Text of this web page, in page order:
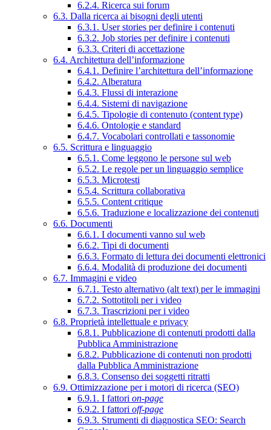
6.2.4. Ricerca sui forum
6.3. Dalla ricerca ai bisogni degli utenti
6.3.1. User stories per definire i contenuti
6.3.2. Job stories per definire i contenuti
6.3.3. Criteri di accettazione
6.4. Architettura dell’informazione
6.4.1. Definire l’architettura dell’informazione
6.4.2. Alberatura
6.4.3. Flussi di interazione
6.4.4. Sistemi di navigazione
6.4.5. Tipologie di contenuto (content type)
6.4.6. Ontologie e standard
6.4.7. Vocabolari controllati e tassonomie
6.5. Scrittura e linguaggio
6.5.1. Come leggono le persone sul web
6.5.2. Le regole per un linguaggio semplice
6.5.3. Microtesti
6.5.4. Scrittura collaborativa
6.5.5. Content critique
6.5.6. Traduzione e localizzazione dei contenuti
6.6. Documenti
6.6.1. I documenti vanno sul web
6.6.2. Tipi di documenti
6.6.3. Formato di lettura dei documenti elettronici
6.6.4. Modalità di produzione dei documenti
6.7. Immagini e video
6.7.1. Testo alternativo (alt text) per le immagini
6.7.2. Sottotitoli per i video
6.7.3. Trascrizioni per i video
6.8. Proprietà intellettuale e privacy
6.8.1. Pubblicazione di contenuti prodotti dalla
Pubblica Amministrazione
6.8.2. Pubblicazione di contenuti non prodotti
dalla Pubblica Amministrazione
6.8.3. Consenso dei soggetti ritratti
6.9. Ottimizzazione per i motori di ricerca (SEO)
6.9.1. I fattori on-page
6.9.2. I fattori off-page
6.9.3. Strumenti di diagnostica SEO: Search